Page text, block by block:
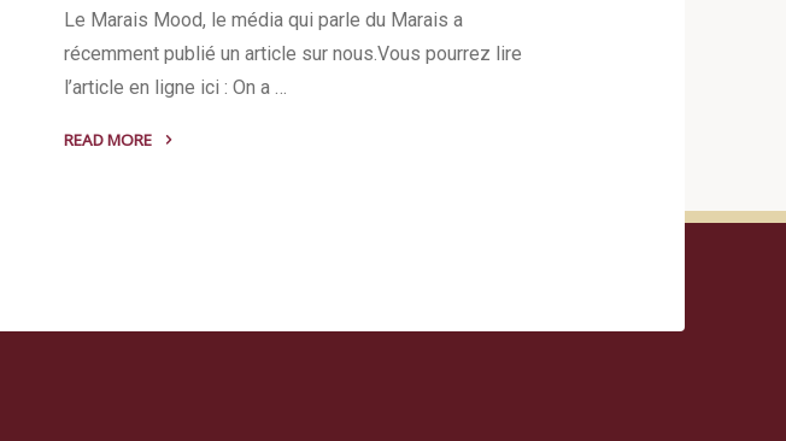
Le Marais Mood, le média qui parle du Marais a
récemment publié un article sur nous.Vous pourrez lire
l’article en ligne ici : On a …
READ MORE
nous!"